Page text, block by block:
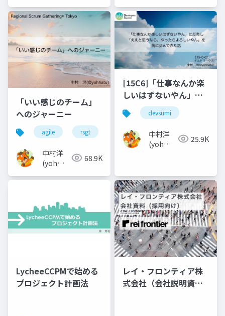
ップすん
ぷちょ
すんぷちょ
「いい感じのチーム」
へのジャーニー
agile rsgt チーム
中村洋
(yoh
68.9K
[15C6]「仕事なんか楽
しいはずないやん」に
反発し「ええと思うな
ら、やったらよろしい
やん」を胸に歩んでき
た話_2
devsumi
中村洋
(yoh
25.9K
LycheeCCPMで始める
プロジェクト計画法
レイ・フロンティア株
式会社（会社説明資料/